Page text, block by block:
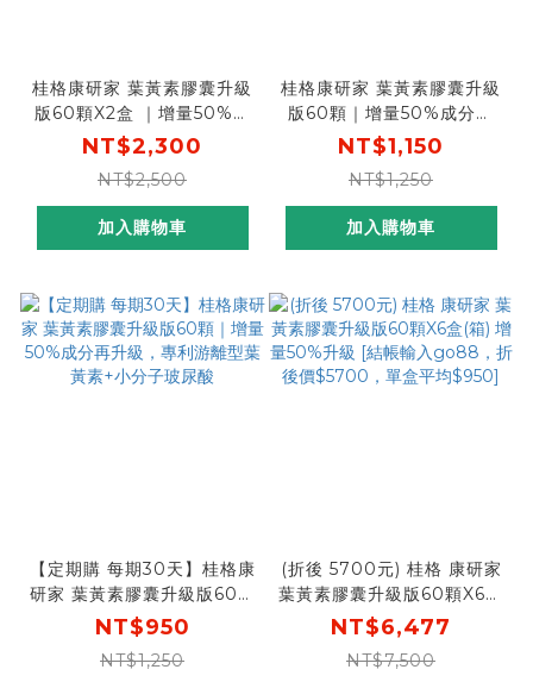
桂格康研家 葉黃素膠囊升級
版60顆X2盒 ｜增量50%成
分升級，專利游離型葉黃素
+小分子玻尿酸
NT$2,300
NT$2,500
加入購物車
桂格康研家 葉黃素膠囊升級
版60顆｜增量50%成分升
級，專利游離型葉黃素+小分
子玻尿酸
NT$1,150
NT$1,250
加入購物車
【定期購 每期30天】桂格康
研家 葉黃素膠囊升級版60顆
｜增量50%成分再升級，專
酸
NT$950
NT$1,250
(折後 5700元) 桂格 康研家
葉黃素膠囊升級版60顆X6盒
入go88，折後價$5700，
單盒平均$950]
NT$6,477
NT$7,500